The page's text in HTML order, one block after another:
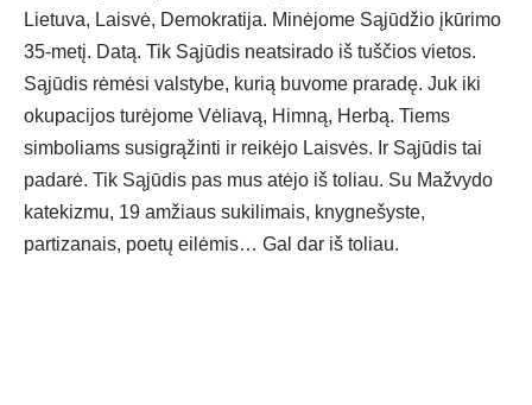
Lietuva, Laisvė, Demokratija. Minėjome Sąjūdžio įkūrimo
35-metį. Datą. Tik Sąjūdis neatsirado iš tuščios vietos.
Sąjūdis rėmėsi valstybe, kurią buvome praradę. Juk iki
okupacijos turėjome Vėliavą, Himną, Herbą. Tiems
simboliams susigrąžinti ir reikėjo Laisvės. Ir Sąjūdis tai
padarė. Tik Sąjūdis pas mus atėjo iš toliau. Su Mažvydo
katekizmu, 19 amžiaus sukilimais, knygnešyste,
partizanais, poetų eilėmis… Gal dar iš toliau.